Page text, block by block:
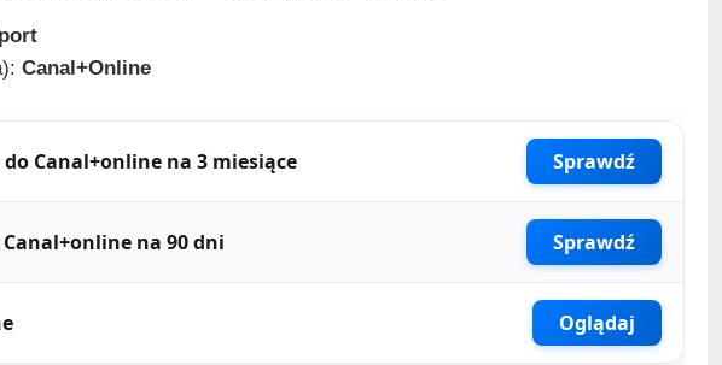
Canal+Online
Canal+online na 3 miesiące Sprawdź
na 90 dni Sprawdź
Oglądaj